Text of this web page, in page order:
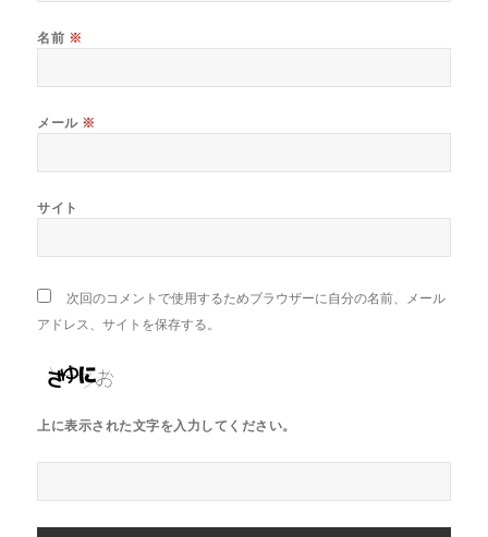
名前 ※
メール ※
サイト
次回のコメントで使用するためブラウザーに自分の名前、メール
アドレス、サイトを保存する。
上に表示された文字を入力してください。